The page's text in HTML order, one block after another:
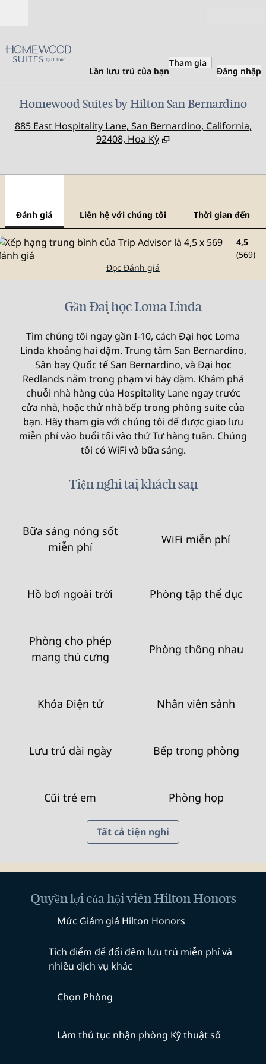
Lần lưu trú của bạn
Tham gia
Đăng nhập
Homewood Suites by Hilton San Bernardino
885 East Hospitality Lane, San Bernardino, California,
92408, Hoa Kỳ
Đánh giá Liên hệ với chúng tôi Thời gian đến
4,5
(569)
Đọc Đánh giá
Gần Đại học Loma Linda
Tìm chúng tôi ngay gần I-10, cách Đại học Loma
Linda khoảng hai dặm. Trung tâm San Bernardino,
Sân bay Quốc tế San Bernardino, và Đại học
Redlands nằm trong phạm vi bảy dặm. Khám phá
chuỗi nhà hàng của Hospitality Lane ngay trước
cửa nhà, hoặc thử nhà bếp trong phòng suite của
bạn. Hãy tham gia với chúng tôi để được giao lưu
miễn phí vào buổi tối vào thứ Tư hàng tuần. Chúng
tôi có WiFi và bữa sáng.
Tiện nghi tại khách sạn
Bữa sáng nóng sốt
miễn phí
WiFi miễn phí
Hồ bơi ngoài trời Phòng tập thể dục
Phòng cho phép
mang thú cưng
Phòng thông nhau
Khóa Điện tử Nhân viên sảnh
Lưu trú dài ngày Bếp trong phòng
Cũi trẻ em Phòng họp
Tất cả tiện nghi
Quyền lợi của hội viên Hilton Honors
Mức Giảm giá Hilton Honors
Tích điểm để đổi đêm lưu trú miễn phí và
nhiều dịch vụ khác
Chọn Phòng
Làm thủ tục nhận phòng Kỹ thuật số